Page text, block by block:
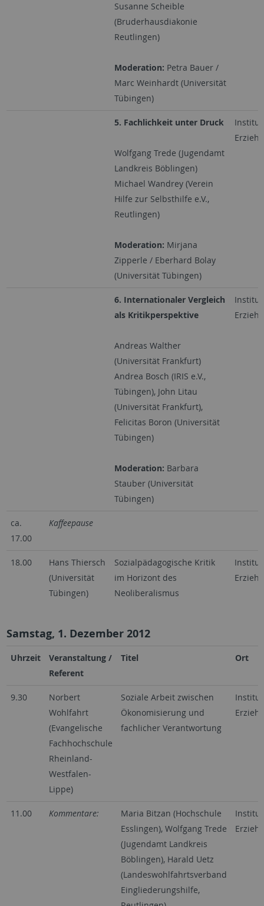
Susanne Scheible
(Bruderhausdiakonie
Reutlingen)
Moderation: Petra Bauer /
Marc Weinhardt (Universität
Tübingen)
5. Fachlichkeit unter Druck
Wolfgang Trede (Jugendamt
Landkreis Böblingen)
Michael Wandrey (Verein
Hilfe zur Selbsthilfe e.V.,
Reutlingen)
Moderation: Mirjana
Zipperle / Eberhard Bolay
(Universität Tübingen)
6. Internationaler Vergleich
als Kritikperspektive
Andreas Walther
(Universität Frankfurt)
Andrea Bosch (IRIS e.V.,
Tübingen), John Litau
(Universität Frankfurt),
Felicitas Boron (Universität
Tübingen)
Moderation: Barbara
Stauber (Universität
Tübingen)
ca.
17.00
Kaffeepause
18.00
Hans Thiersch
(Universität
Tübingen)
Sozialpädagogische Kritik
im Horizont des
Neoliberalismus
Samstag, 1. Dezember 2012
Uhrzeit
Veranstaltung /
Referent
Titel Ort
9.30
Norbert
Wohlfahrt
(Evangelische
Fachhochschule
Rheinland-
Westfalen-
Lippe)
Soziale Arbeit zwischen
Ökonomisierung und
fachlicher Verantwortung
11.00 Kommentare:
Maria Bitzan (Hochschule
Esslingen), Wolfgang Trede
(Jugendamt Landkreis
Böblingen), Harald Uetz
(Landeswohlfahrtsverband
Eingliederungshilfe,